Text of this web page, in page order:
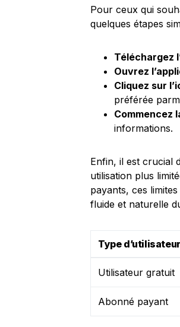
Pour ceux qui
quelques étapes
Téléchargez
Ouvrez
Cliquez sur
préférée
Commencez
informations.
Enfin, il est crucial
utilisation plus
payants, ces
fluide et naturelle
Type d’utilisateur
Utilisateur gratuit
Abonné payant